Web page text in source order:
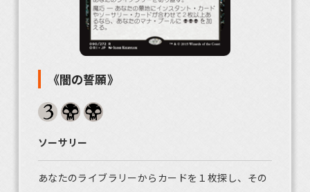
《闇の誓願》
ソーサリー
あなたのライブラリーからカードを１枚探し、その